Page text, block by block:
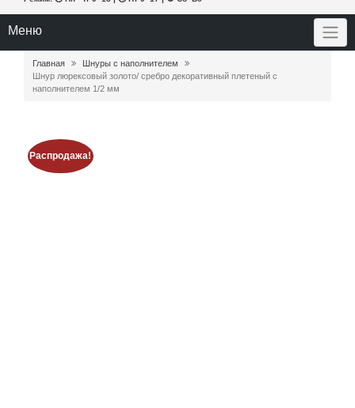
Меню
Главная
Шнуры с наполнителем
Шнур люрексовый золото/ сребро декоративный плетеный с
наполнителем 1/2 мм
Распродажа!